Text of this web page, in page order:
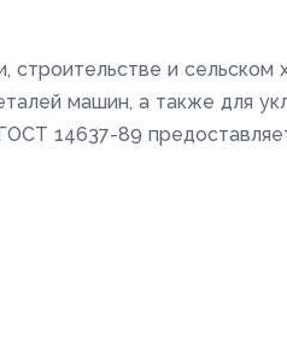
и сельском
машин, а также для
14637-89